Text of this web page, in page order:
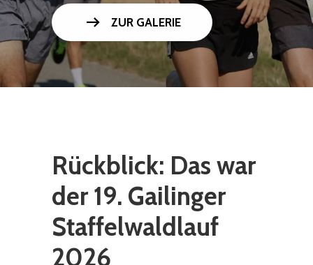
arrow_right_alt ZUR GALERIE
Rückblick: Das war
der 19. Gailinger
Staffelwaldlauf
2026